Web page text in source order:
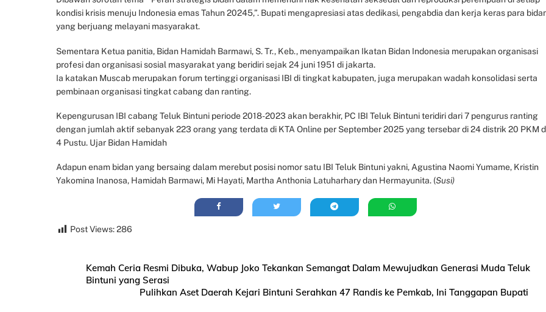
kondisi krisis menuju Indonesia emas Tahun 20245,”. Bupati mengapresiasi atas dedikasi, pengabdia dan kerja keras para
yang berjuang melayani masyarakat.
Sementara Ketua panitia, Bidan Hamidah Barmawi, S. Tr., Keb., menyampaikan Ikatan Bidan Indonesia merupakan organisasi
profesi dan organisasi sosial masyarakat yang beridiri sejak 24 juni 1951 di jakarta.
Ia katakan Muscab merupakan forum tertinggi organisasi IBI di tingkat kabupaten, juga merupakan wadah konsolidasi serta
pembinaan organisasi tingkat cabang dan ranting.
Kepengurusan IBI cabang Teluk Bintuni periode 2018-2023 akan berakhir, PC IBI Teluk Bintuni teridiri dari 7 pengurus ranting
dengan jumlah aktif sebanyak 223 orang yang terdata di KTA Online per September 2025 yang tersebar di 24 distrik 20 PKM
4 Pustu. Ujar Bidan Hamidah
Adapun enam bidan yang bersaing dalam merebut posisi nomor satu IBI Teluk Bintuni yakni, Agustina Naomi Yumame, Kristin
Yakomina Inanosa, Hamidah Barmawi, Mi Hayati, Martha Anthonia Latuharhary dan Hermayunita. (Susi)
Post Views:286
Kemah Ceria Resmi Dibuka, Wabup Joko Tekankan Semangat Dalam Mewujudkan Generasi Muda Teluk
Bintuni yang Serasi
Pulihkan Aset Daerah Kejari Bintuni Serahkan 47 Randis ke Pemkab, Ini Tanggapan Bupati